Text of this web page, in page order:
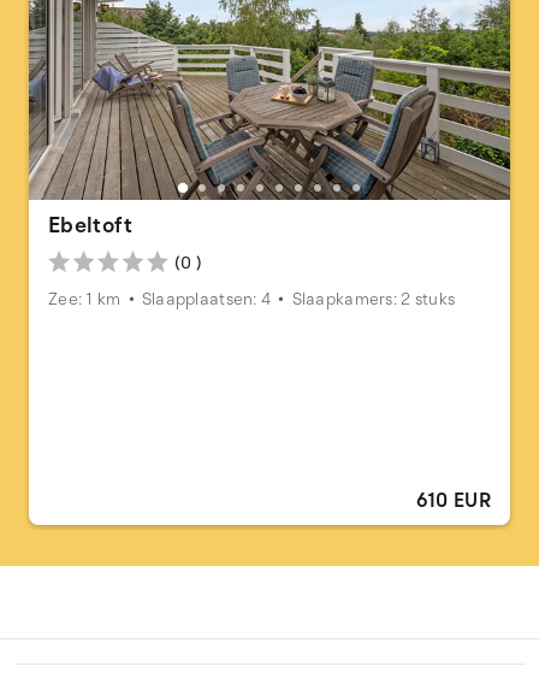
Ebeltoft
(0 )
Zee: 1 km
Slaapplaatsen: 4 Slaapkamers: 2 stuks
610 EUR